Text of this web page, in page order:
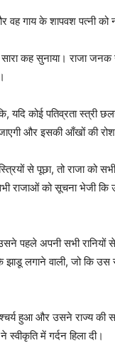
गाय के शापवश पत्नी को
कह सुनाया। राजा जनक
यदि कोई पतिव्रता
और इसकी आँखों की
से पूछा, तो राजा को
राजाओं को सूचना भेजी कि
पहले अपनी सभी रानियों
झाडू लगाने वाली, जो कि
हुआ और उसने राज्य की
में गर्दन हिला दी।